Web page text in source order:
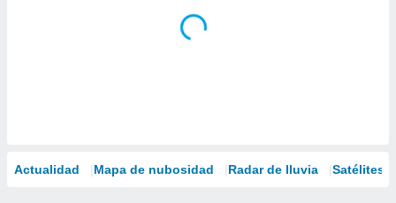
Actualidad Mapa de nubosidad Radar de lluvia Satélites